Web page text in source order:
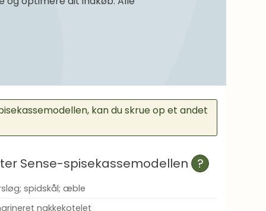
kan du skrue op et andet
Sense-spisekassemodellen ?
spidskål; æble
nakkekotelet